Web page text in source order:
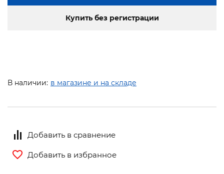
Купить без регистрации
В наличии: в магазине и на складе
Добавить в сравнение
Добавить в избранное